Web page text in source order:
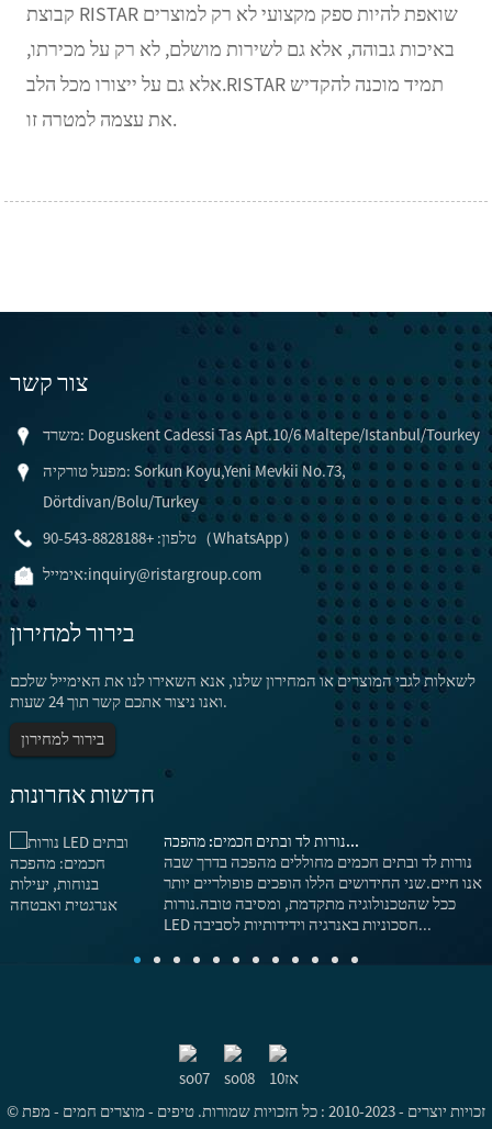
קבוצת RISTAR שואפת להיות ספק מקצועי לא רק למוצרים
באיכות גבוהה, אלא גם לשירות מושלם, לא רק על מכירתו,
אלא גם על ייצורו מכל הלב.RISTAR תמיד מוכנה להקדיש
את עצמה למטרה זו.
צור קשר
משרד: Doguskent Cadessi Tas Apt.10/6 Maltepe/Istanbul/Tourkey
מפעל טורקיה: Sorkun Koyu,Yeni Mevkii No.73,
Dörtdivan/Bolu/Turkey
טלפון: +90-543-8828188（WhatsApp）
אימייל:inquiry@ristargroup.com
בירור למחירון
לשאלות לגבי המוצרים או המחירון שלנו, אנא השאירו לנו את האימייל שלכם
ואנו ניצור אתכם קשר תוך 24 שעות.
בירור למחירון
חדשות אחרונות
נורות לד ובתים חכמים: מהפכה...
נורות לד ובתים חכמים מחוללים מהפכה בדרך שבה
אנו חיים.שני החידושים הללו הופכים פופולריים יותר
ככל שהטכנולוגיה מתקדמת, ומסיבה טובה.נורות
LED חסכוניות באנרגיה וידידותיות לסביבה...
© זכויות יוצרים - 2010-2023 : כל הזכויות שמורות. טיפים - מוצרים חמים - מפת